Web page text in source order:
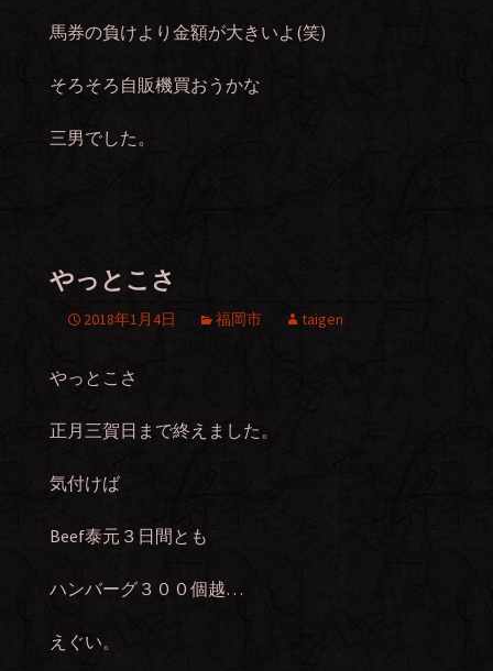
馬券の負けより金額が大きいよ(笑)
そろそろ自販機買おうかな
三男でした。
やっとこさ
2018年1月4日 福岡市 taigen
やっとこさ
正月三賀日まで終えました。
気付けば
Beef泰元３日間とも
ハンバーグ３００個越…
えぐい。